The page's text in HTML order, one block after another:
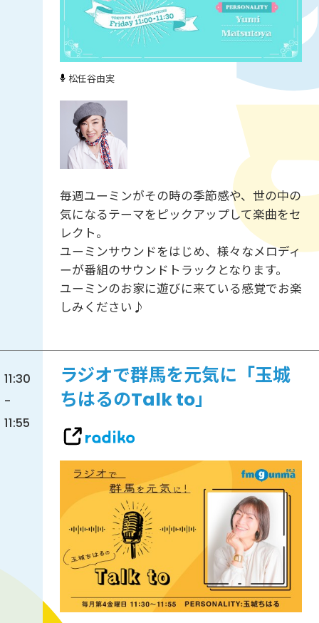
松任谷由実
毎週ユーミンがその時の季節感や、世の中の
気になるテーマをピックアップして楽曲をセ
レクト。
ユーミンサウンドをはじめ、様々なメロディ
ーが番組のサウンドトラックとなります。
ユーミンのお家に遊びに来ている感覚でお楽
しみください♪
11:30
-
11:55
ラジオで群馬を元気に「玉城
ちはるのTalk to」